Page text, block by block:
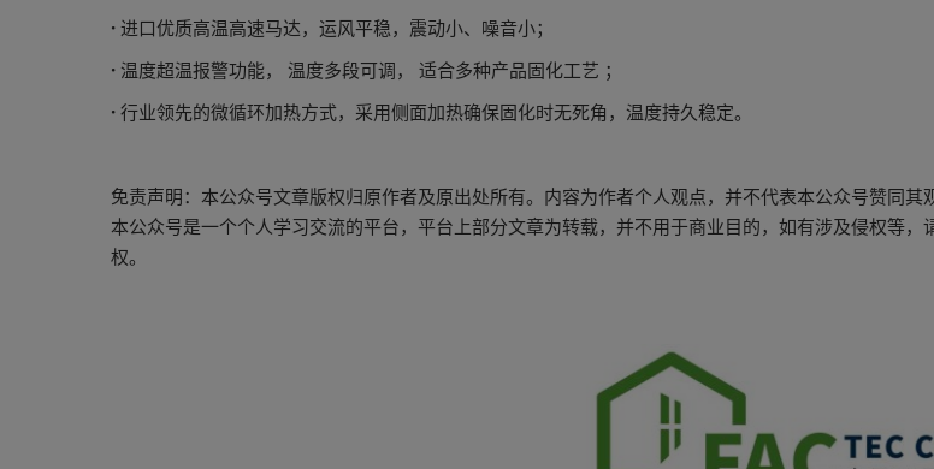
· 进口优质高温高速马达，运风平稳，震动小、噪音小；
· 温度超温报警功能， 温度多段可调， 适合多种产品固化工艺 ；
· 行业领先的微循环加热方式，采用侧面加热确保固化时无死角，温度持久稳定。
免责声明：本公众号文章版权归原作者及原出处所有。内容为作者个人观点，并不代表本公众号赞同
本公众号是一个个人学习交流的平台，平台上部分文章为转载，并不用于商业目的，如有涉及侵权等
权。